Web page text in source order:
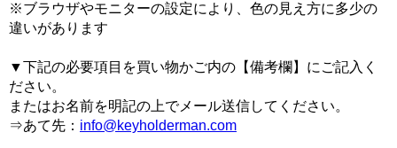
※ブラウザやモニターの設定により、色の見え方に多少の
違いがあります
▼下記の必要項目を買い物かご内の【備考欄】にご記入く
ださい。
またはお名前を明記の上でメール送信してください。
⇒あて先： info@keyholderman.com